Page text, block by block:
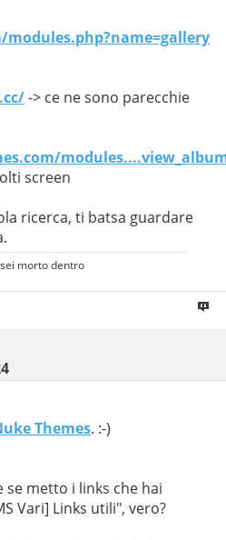
-> ce ne sono parecchie
screen
ricerca, ti batsa guardare
morto dentro
Themes. :-)
metto i links che hai
Vari] Links utili", vero?